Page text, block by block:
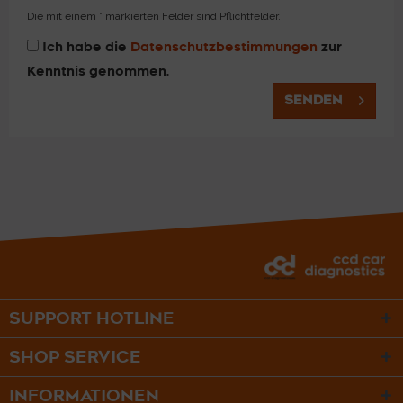
Die mit einem * markierten Felder sind Pflichtfelder.
Ich habe die Datenschutzbestimmungen zur
Kenntnis genommen.
SENDEN
SUPPORT HOTLINE
SHOP SERVICE
INFORMATIONEN